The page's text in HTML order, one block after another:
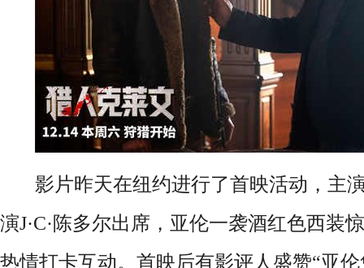
影片昨天在纽约进行了首映活动，主
演J·C·陈多尔出席，亚伦一袭酒红色西装
热情打卡互动。首映后有影评人盛赞“亚